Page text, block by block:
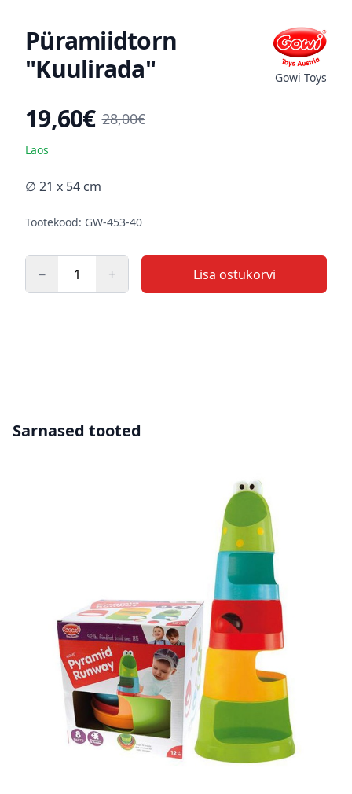
Püramiidtorn
"Kuulirada"
Gowi Toys
Toote hind
19,60€ 28,00€
Laos
Kirjeldus
∅ 21 x 54 cm
Tootekood: GW-453-40
− + Lisa ostukorvi
Sarnased tooted